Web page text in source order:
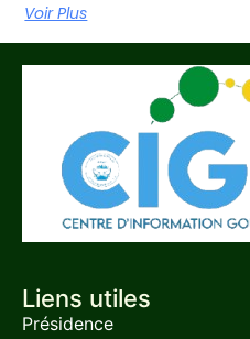
Voir Plus
Liens utiles
Présidence